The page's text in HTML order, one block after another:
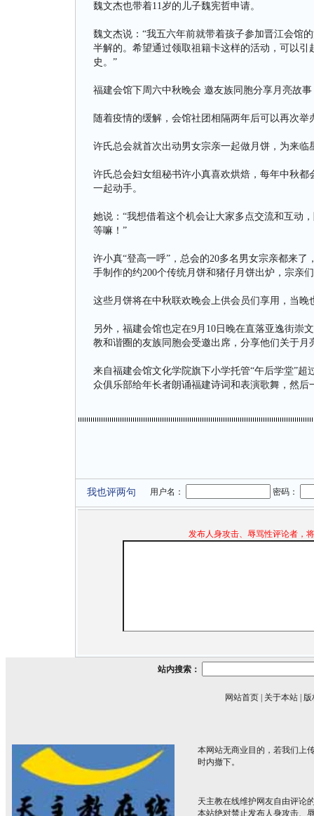
魏文杰也带着11岁的儿子魏宪哲申请。
魏文杰说：“我五六年前就带着孩子参加晋江会馆
半解的。希望通过领取祖籍卡这样的活动，可以
史。”
福建会馆下周六中秋晚会 邀友族同胞分享月亮故事
随着疫情的缓解，会馆社团相隔两年后可以再次
许氏总会就首次出动男女宗亲一起做月饼，为来
许氏总会妇女组秘书许小真喜欢烘焙，每年中秋
一起动手。
她说：“我想借着这个机会让大家多点交流和互动
等嘛！”
许小真“登高一呼”，总会的20多名男女宗亲都来
手制作的约200个传统月饼和猪仔月饼出炉，宗亲
这些月饼将在中秋联欢晚会上供会员们享用，当
另外，福建会馆也定在9月10日晚在直落亚逸街崇
教和谐圈的友族同胞会受邀出席，分享他们关于月
来自福建会馆文化学院旗下小学托管“午后学堂”
众俱乐部给年长者朗诵福建诗词和表演歌舞，然
我也评两句 用户名： 密码：
发布人身攻击、辱骂性评论者，
站内搜索：
网站首页 关于本站 版
本网站无商业目的，若我们上
时内撤下。
天主教在线维护网友自由评论
本站绝对禁止发布人身攻击、